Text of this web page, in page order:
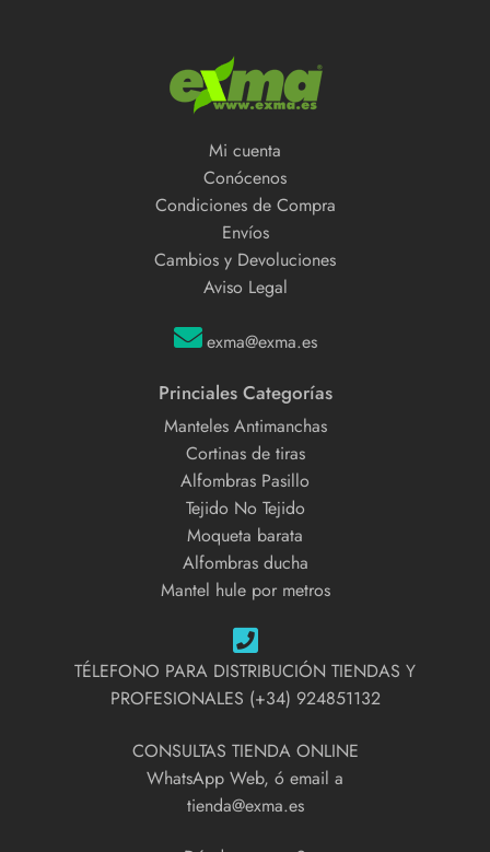
Mi cuenta
Conócenos
Condiciones de Compra
Envíos
Cambios y Devoluciones
Aviso Legal
exma@exma.es
Princiales Categorías
Manteles Antimanchas
Cortinas de tiras
Alfombras Pasillo
Tejido No Tejido
Moqueta barata
Alfombras ducha
Mantel hule por metros
TÉLEFONO PARA DISTRIBUCIÓN TIENDAS Y
PROFESIONALES (+34) 924851132
CONSULTAS TIENDA ONLINE
WhatsApp Web, ó email a
tienda@exma.es